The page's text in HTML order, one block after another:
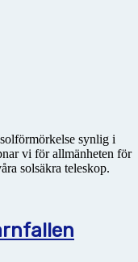
synlig i
vi för allmänheten för
solsäkra teleskop.